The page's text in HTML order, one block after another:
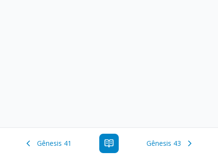
Gênesis 41 Gênesis 43